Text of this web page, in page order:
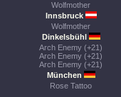
Wolfmother
Innsbruck
Wolfmother
Dinkelsbühl
Arch Enemy (+21)
Arch Enemy (+21)
Arch Enemy (+21)
München
Rose Tattoo